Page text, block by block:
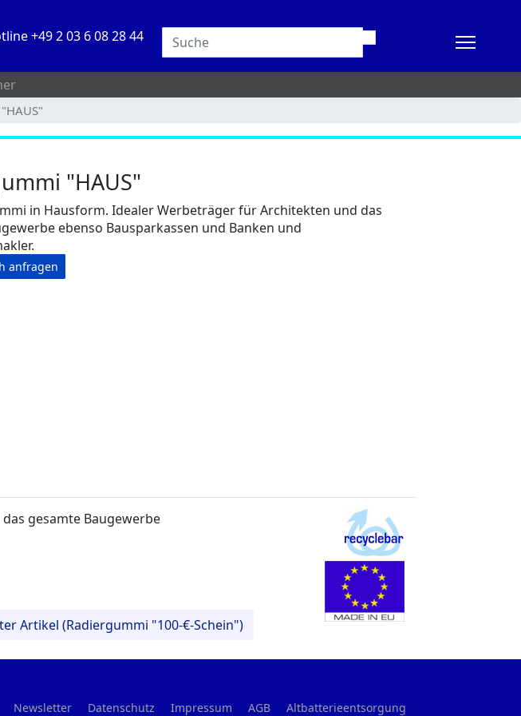
+49 2 03 6 08 28 44
"HAUS"
in Hausform. Idealer Werbeträger für Architekten und das
ebenso Bausparkassen und Banken und
anfragen
gesamte Baugewerbe
Artikel (Radiergummi "100-€-Schein")
Newsletter Datenschutz Impressum AGB Altbatterieentsorgung